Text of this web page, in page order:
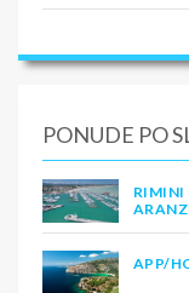
PONUDE PO
RIMINI
APP/